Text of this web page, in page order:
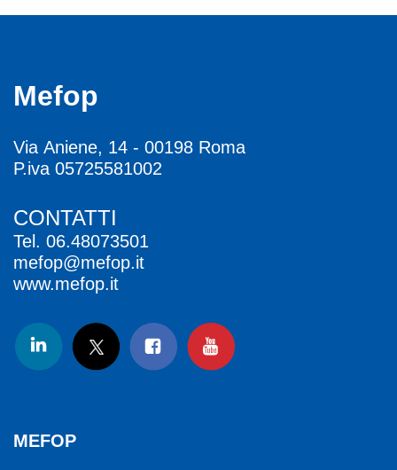
Mefop
Via Aniene, 14 - 00198 Roma
P.iva 05725581002
CONTATTI
Tel. 06.48073501
mefop@mefop.it
www.mefop.it
MEFOP